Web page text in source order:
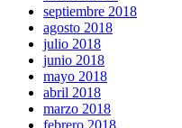
septiembre 2018
agosto 2018
julio 2018
junio 2018
mayo 2018
abril 2018
marzo 2018
febrero 2018